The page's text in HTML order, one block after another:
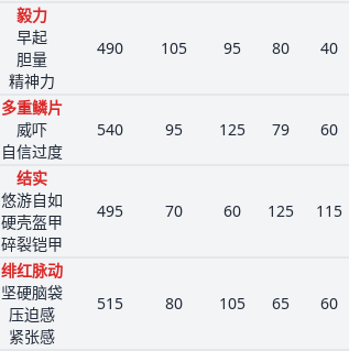
毅力
早起
胆量
精神力
490 105 95 80 40
多重鳞片
威吓
自信过度
540 95 125 79 60
结实
悠游自如
硬壳盔甲
碎裂铠甲
495 70 60 125 115
绯红脉动
坚硬脑袋
压迫感
紧张感
515 80 105 65 60